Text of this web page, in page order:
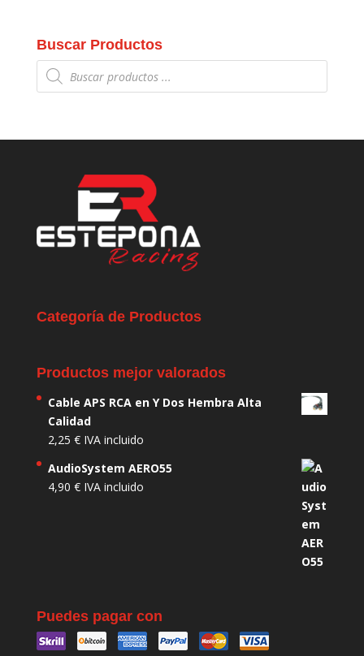
Buscar Productos
Búsqueda
de
productos
Categoría de Productos
Productos mejor valorados
Cable APS RCA en Y Dos Hembra Alta
Calidad
2,25 € IVA incluido
AudioSystem AERO55
4,90 € IVA incluido
Puedes pagar con